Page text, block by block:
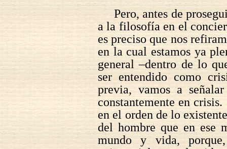
Pero, antes de
a la filosofía en el
es preciso que nos
en la cual estamos ya
general –dentro de lo
ser entendido como
previa, vamos a
constantemente en
en el orden de lo
del hombre que en ese
mundo y vida,